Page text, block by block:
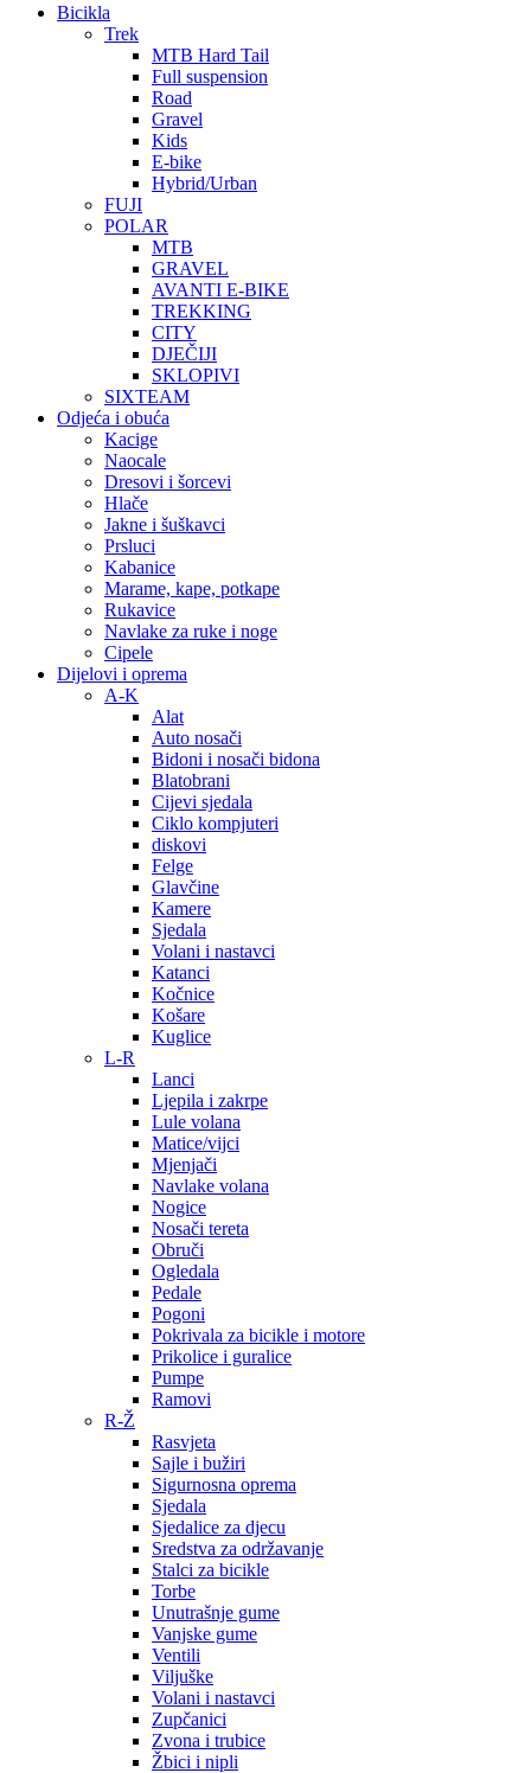
Bicikla
Trek
MTB Hard Tail
Full suspension
Road
Gravel
Kids
E-bike
Hybrid/Urban
FUJI
POLAR
MTB
GRAVEL
AVANTI E-BIKE
TREKKING
CITY
DJEČIJI
SKLOPIVI
SIXTEAM
Odjeća i obuća
Kacige
Naocale
Dresovi i šorcevi
Hlače
Jakne i šuškavci
Prsluci
Kabanice
Marame, kape, potkape
Rukavice
Navlake za ruke i noge
Cipele
Dijelovi i oprema
A-K
Alat
Auto nosači
Bidoni i nosači bidona
Blatobrani
Cijevi sjedala
Ciklo kompjuteri
diskovi
Felge
Glavčine
Kamere
Sjedala
Volani i nastavci
Katanci
Kočnice
Košare
Kuglice
L-R
Lanci
Ljepila i zakrpe
Lule volana
Matice/vijci
Mjenjači
Navlake volana
Nogice
Nosači tereta
Obruči
Ogledala
Pedale
Pogoni
Pokrivala za bicikle i motore
Prikolice i guralice
Pumpe
Ramovi
R-Ž
Rasvjeta
Sajle i bužiri
Sigurnosna oprema
Sjedala
Sjedalice za djecu
Sredstva za održavanje
Stalci za bicikle
Torbe
Unutrašnje gume
Vanjske gume
Ventili
Viljuške
Volani i nastavci
Zupčanici
Zvona i trubice
Žbici i nipli